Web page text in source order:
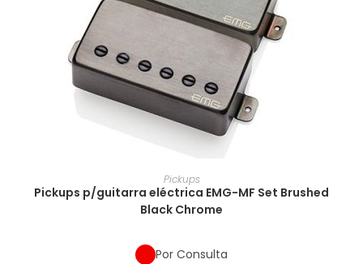
Pickups
Pickups p/guitarra eléctrica EMG-MF Set Brushed
Black Chrome
Por Consulta